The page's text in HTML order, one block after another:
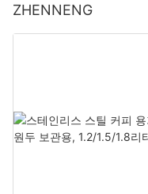
ZHENNENG